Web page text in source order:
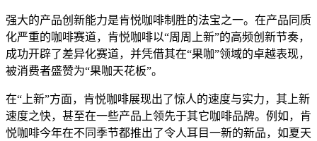
强大的产品创新能力是肯悦咖啡制胜的法宝之一。在产品同质
化严重的咖啡赛道，肯悦咖啡以“周周上新”的高频创新节奏，
成功开辟了差异化赛道，并凭借其在“果咖”领域的卓越表现，
被消费者盛赞为“果咖天花板”。
在“上新”方面，肯悦咖啡展现出了惊人的速度与实力，其上新
速度之快，甚至在一些产品上领先于其它咖啡品牌。例如，肯
悦咖啡今年在不同季节都推出了令人耳目一新的新品，如夏天